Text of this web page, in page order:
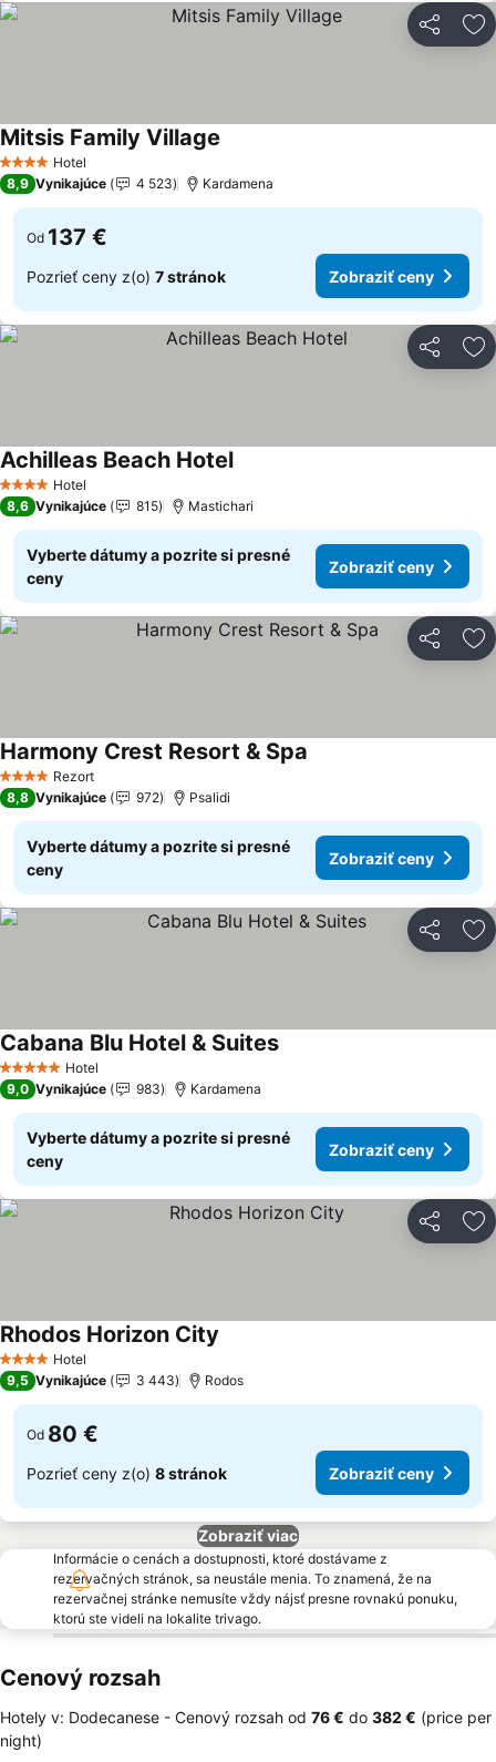
Zdieľať
4 Počet hviezdičiek
Hotel
Mitsis Family Village
8,9 Vynikajúce 4 523 Kardamena
Od 137 €
Pozrieť ceny z(o) 7 stránok Zobraziť ceny
Zdieľať
4 Počet hviezdičiek
Hotel
Achilleas Beach HotelZobraziť ceny
8,6 Vynikajúce 815 Mastichari
Vyberte dátumy a pozrite si presné
ceny
Zobraziť ceny
Zdieľať
4 Počet hviezdičiek
Rezort
Harmony Crest Resort & Spa
8,8 Vynikajúce 972 Psalidi
Vyberte dátumy a pozrite si presné
ceny
Zobraziť ceny
Zdieľať
5 Počet hviezdičiek
Hotel
Cabana Blu Hotel & SuitesZobraziť ceny
9,0 Vynikajúce 983 Kardamena
Vyberte dátumy a pozrite si presné
ceny
Zobraziť ceny
Zdieľať
4 Počet hviezdičiek
Hotel
Rhodos Horizon City
9,5 Vynikajúce 3 443 Rodos
Od 80 €
Pozrieť ceny z(o) 8 stránok Zobraziť ceny
Zobraziť viac
Informácie o cenách a dostupnosti, ktoré dostávame z
rezervačných stránok, sa neustále menia. To znamená, že na
rezervačnej stránke nemusíte vždy nájsť presne rovnakú ponuku,
ktorú ste videli na lokalite trivago.
Cenový rozsah
Hotely v: Dodecanese - Cenový rozsah od ‎76 € do ‎382 € (price per
night)